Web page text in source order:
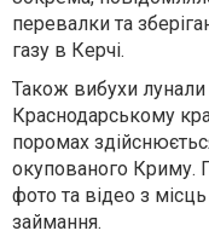
перевалки та
газу в Керчі.
Також вибухи лунали
Краснодарському
поромах
окупованого Криму.
фото та відео з
займання.